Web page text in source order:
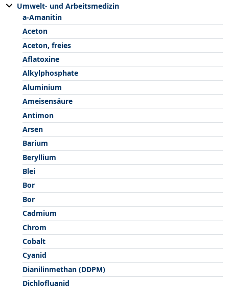
Umwelt- und Arbeitsmedizin
a-Amanitin
Aceton
Aceton, freies
Aflatoxine
Alkylphosphate
Aluminium
Ameisensäure
Antimon
Arsen
Barium
Beryllium
Blei
Bor
Bor
Cadmium
Chrom
Cobalt
Cyanid
Dianilinmethan (DDPM)
Dichlofluanid